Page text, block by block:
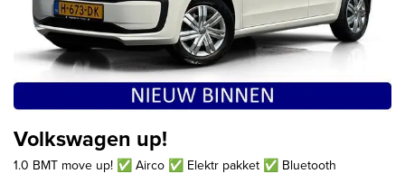
Volkswagen up!
1.0 BMT move up! ✅ Airco ✅ Elektr pakket ✅ Bluetooth